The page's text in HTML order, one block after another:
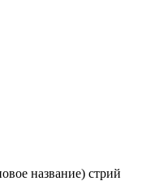
название) стрий